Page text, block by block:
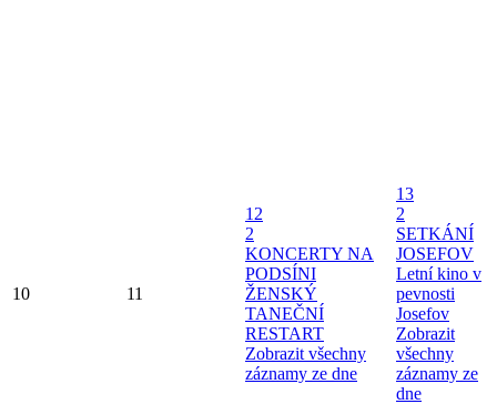
10 11
12
2
KONCERTY NA
PODSÍNI
ŽENSKÝ
TANEČNÍ
RESTART
Zobrazit všechny
záznamy ze dne
13
2
SETKÁNÍ
JOSEFOV
Letní kino v
pevnosti
Josefov
Zobrazit
všechny
záznamy ze
dne